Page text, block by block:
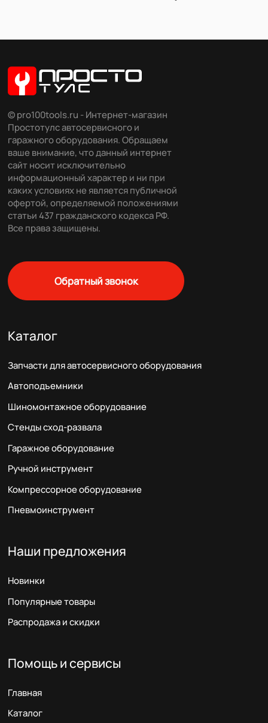
© pro100tools.ru - Интернет-магазин
Простотулс автосервисного и
гаражного оборудования. Обращаем
ваше внимание, что данный интернет
сайт носит исключительно
информационный характер и ни при
каких условиях не является публичной
офертой, определяемой положениями
статьи 437 гражданского кодекса РФ.
Все права защищены.
Обратный звонок
Каталог
Запчасти для автосервисного оборудования
Автоподъемники
Шиномонтажное оборудование
Стенды сход-развала
Гаражное оборудование
Ручной инструмент
Компрессорное оборудование
Пневмоинструмент
Наши предложения
Новинки
Популярные товары
Распродажа и скидки
Помощь и сервисы
Главная
Каталог